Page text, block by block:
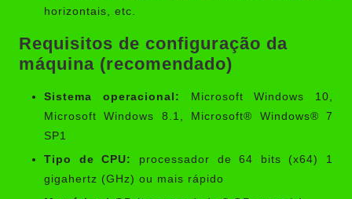
horizontais, etc.
Requisitos de configuração da
máquina (recomendado)
Sistema operacional:
Microsoft Windows 10,
Microsoft Windows 8.1, Microsoft® Windows® 7
SP1
Tipo de CPU:
processador de 64 bits (x64) 1
gigahertz (GHz) ou mais rápido